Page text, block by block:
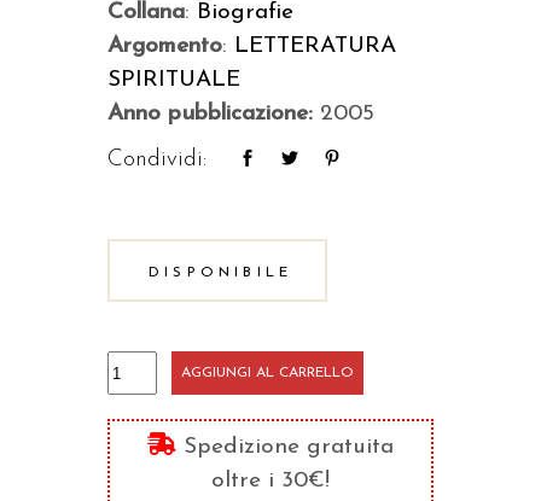
Collana: Biografie
Argomento: LETTERATURA
SPIRITUALE
Anno pubblicazione: 2005
Condividi:
DISPONIBILE
Madre
Teresa
quantità
AGGIUNGI AL CARRELLO
Spedizione gratuita
oltre i 30€!